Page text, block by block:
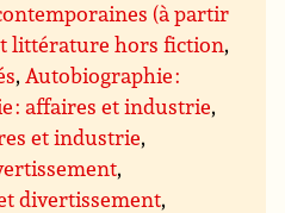
(à partir
littérature hors fiction,
,Autobiographie :
: affaires et industrie,
et industrie,
,
divertissement,